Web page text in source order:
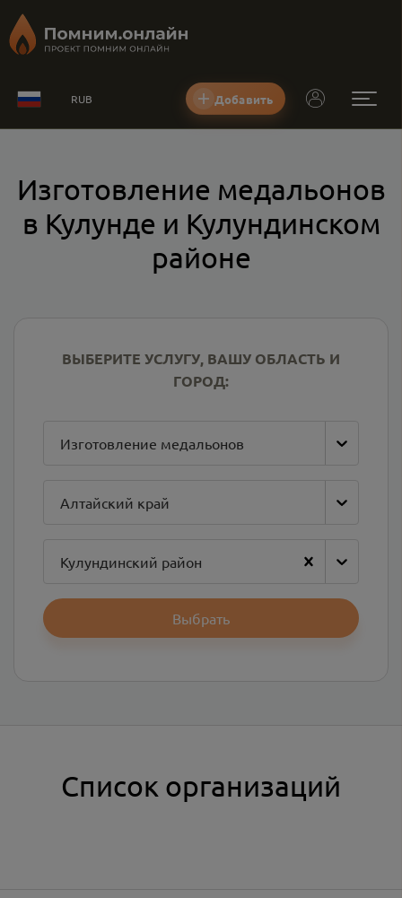
RUB Добавить
Изготовление медальонов
в Кулунде и Кулундинском
районе
ВЫБЕРИТЕ УСЛУГУ, ВАШУ ОБЛАСТЬ И
ГОРОД:
Изготовление медальонов
Алтайский край
Кулундинский район
Выбрать
Список организаций